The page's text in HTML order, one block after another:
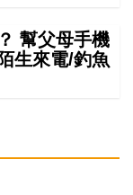
幫父母手機
生來電/釣魚